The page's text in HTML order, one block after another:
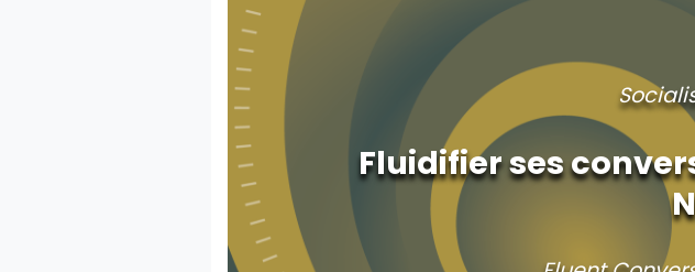
Fluidifier ses